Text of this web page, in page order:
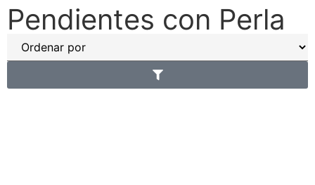
Pendientes con Perla